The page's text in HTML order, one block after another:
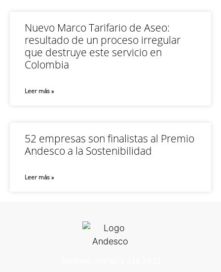
Nuevo Marco Tarifario de Aseo:
resultado de un proceso irregular
que destruye este servicio en
Colombia
Leer más »
52 empresas son finalistas al Premio
Andesco a la Sostenibilidad
Leer más »